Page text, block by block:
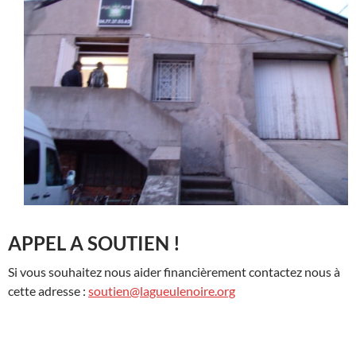
APPEL A SOUTIEN !
Si vous souhaitez nous aider financièrement contactez nous à
cette adresse : soutien@lagueulenoire.org